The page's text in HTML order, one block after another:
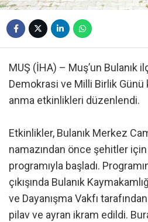
MUŞ (İHA) – Muş’un Bulanık
Demokrasi ve Milli Birlik Günü
anma etkinlikleri düzenlendi.
Etkinlikler, Bulanık Merkez
namazından önce şehitler
programıyla başladı.
çıkışında Bulanık
ve Dayanışma Vakfı
pilav ve ayran ikram edildi.